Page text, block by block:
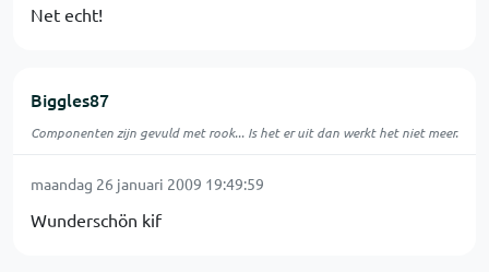
Net echt!
Biggles87
Componenten zijn gevuld met rook... Is het er uit dan werkt het niet meer.
maandag 26 januari 2009 19:49:59
Wunderschön kif